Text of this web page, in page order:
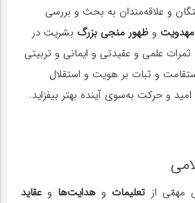
و علاقه‌مندان به بحث و بررسی
و ظهور منجی بزرگ بشریت در
علمی و عقیدتی و ایمانی و تربیتی
و ثبات بر هویت و استقلال
امید و حرکت به‌سوی آینده بهتر بیفزاید.
مهمّی از تعلیمات و هدایت‌ها و عقاید